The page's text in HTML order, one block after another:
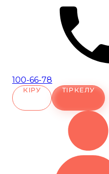
100-66-78
КІРУ ТІРКЕЛУ